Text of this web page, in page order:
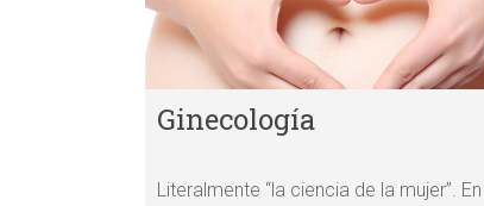
Ginecología
Literalmente “la ciencia de la mujer”. En